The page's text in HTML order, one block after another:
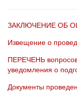
ЗАКЛЮЧЕНИЕ ОБ
Извещение о
ПЕРЕЧЕНЬ
уведомления о
Документы